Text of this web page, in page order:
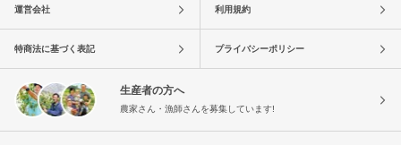
運営会社 利用規約
特商法に基づく表記 プライバシーポリシー
生産者の方へ
農家さん・漁師さんを募集しています!